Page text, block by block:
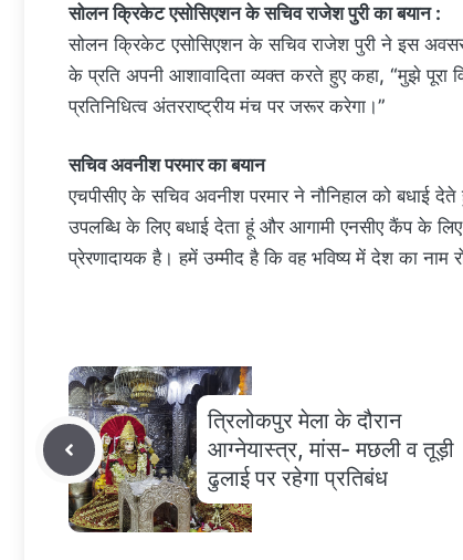
सोलन क्रिकेट एसोसिएशन के सचिव राजेश पुरी का बयान :
सोलन क्रिकेट एसोसिएशन के सचिव राजेश पुरी ने इस अवसर
के प्रति अपनी आशावादिता व्यक्त करते हुए कहा, “मुझे
प्रतिनिधित्व अंतरराष्ट्रीय मंच पर जरूर करेगा।”
सचिव अवनीश परमार का बयान
एचपीसीए के सचिव अवनीश परमार ने नौनिहाल को बधाई
उपलब्धि के लिए बधाई देता हूं और आगामी एनसीए कैंप के
प्रेरणादायक है। हमें उम्मीद है कि वह भविष्य में देश का नाम
त्रिलोकपुर मेला के दौरान
आग्नेयास्त्र, मांस- मछली व तूड़ी
ढुलाई पर रहेगा प्रतिबंध